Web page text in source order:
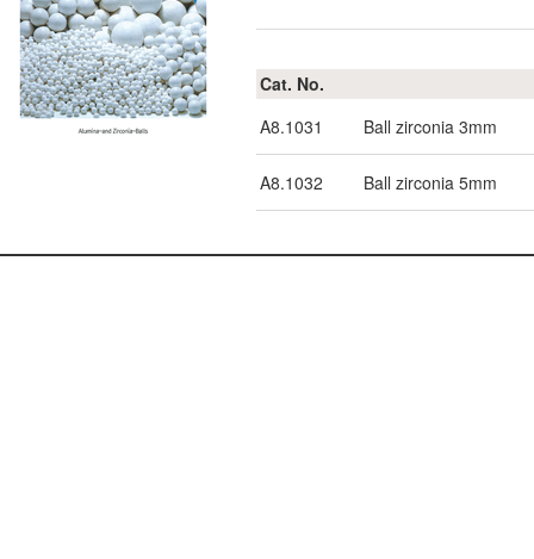
Cat. No.
A8.1031
Ball zirconia 3mm
A8.1032 Ball zirconia 5mm